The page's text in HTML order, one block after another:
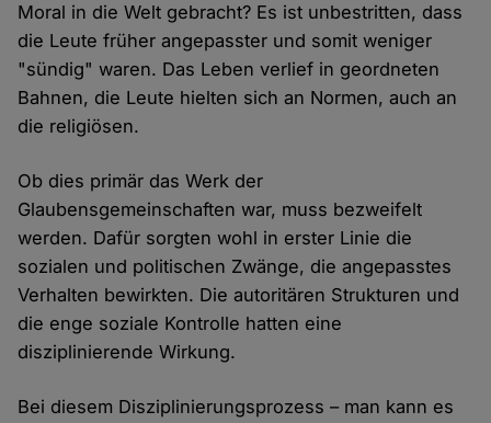
Moral in die Welt gebracht? Es ist unbestritten, dass
die Leute früher angepasster und somit weniger
"sündig" waren. Das Leben verlief in geordneten
Bahnen, die Leute hielten sich an Normen, auch an
die religiösen.
Ob dies primär das Werk der
Glaubensgemeinschaften war, muss bezweifelt
werden. Dafür sorgten wohl in erster Linie die
sozialen und politischen Zwänge, die angepasstes
Verhalten bewirkten. Die autoritären Strukturen und
die enge soziale Kontrolle hatten eine
disziplinierende Wirkung.
Bei diesem Disziplinierungsprozess – man kann es